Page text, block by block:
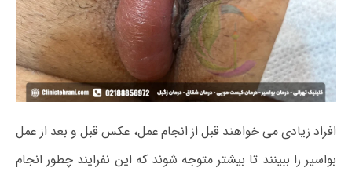
افراد زیادی می خواهند قبل از انجام عمل، عکس قبل و بعد از عمل
بواسیر را ببینند تا بیشتر متوجه شوند که این نفرایند چطور انجام